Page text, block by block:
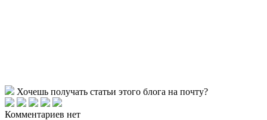
Хочешь получать статьи этого блога на почту?
Комментариев нет